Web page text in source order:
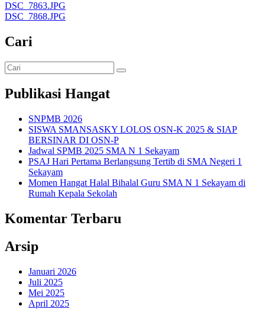
DSC_7863.JPG
DSC_7868.JPG
Cari
Publikasi Hangat
SNPMB 2026
SISWA SMANSASKY LOLOS OSN-K 2025 & SIAP
BERSINAR DI OSN-P
Jadwal SPMB 2025 SMA N 1 Sekayam
PSAJ Hari Pertama Berlangsung Tertib di SMA Negeri 1
Sekayam
Momen Hangat Halal Bihalal Guru SMA N 1 Sekayam di
Rumah Kepala Sekolah
Komentar Terbaru
Arsip
Januari 2026
Juli 2025
Mei 2025
April 2025